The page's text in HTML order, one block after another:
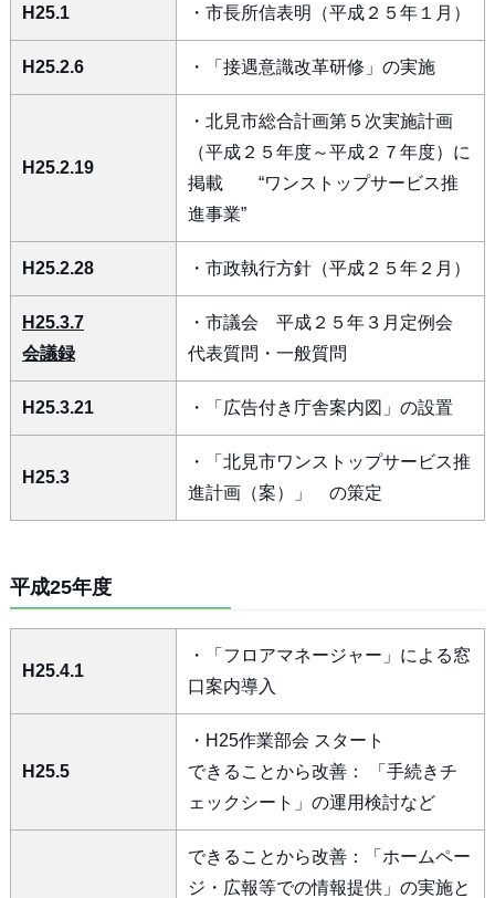
H25.1 ・市長所信表明（平成２５年１月）
H25.2.6 ・「接遇意識改革研修」の実施
H25.2.19
・北見市総合計画第５次実施計画
（平成２５年度～平成２７年度）に
掲載 “ワンストップサービス推
進事業”
H25.2.28 ・市政執行方針（平成２５年２月）
H25.3.7
会議録
・市議会 平成２５年３月定例会
代表質問・一般質問
H25.3.21 ・「広告付き庁舎案内図」の設置
H25.3
・「北見市ワンストップサービス推
進計画（案）」 の策定
平成25年度
H25.4.1
・「フロアマネージャー」による窓
口案内導入
H25.5
・H25作業部会 スタート
できることから改善： 「手続きチ
ェックシート」の運用検討など
できることから改善：「ホームペー
ジ・広報等での情報提供」の実施と